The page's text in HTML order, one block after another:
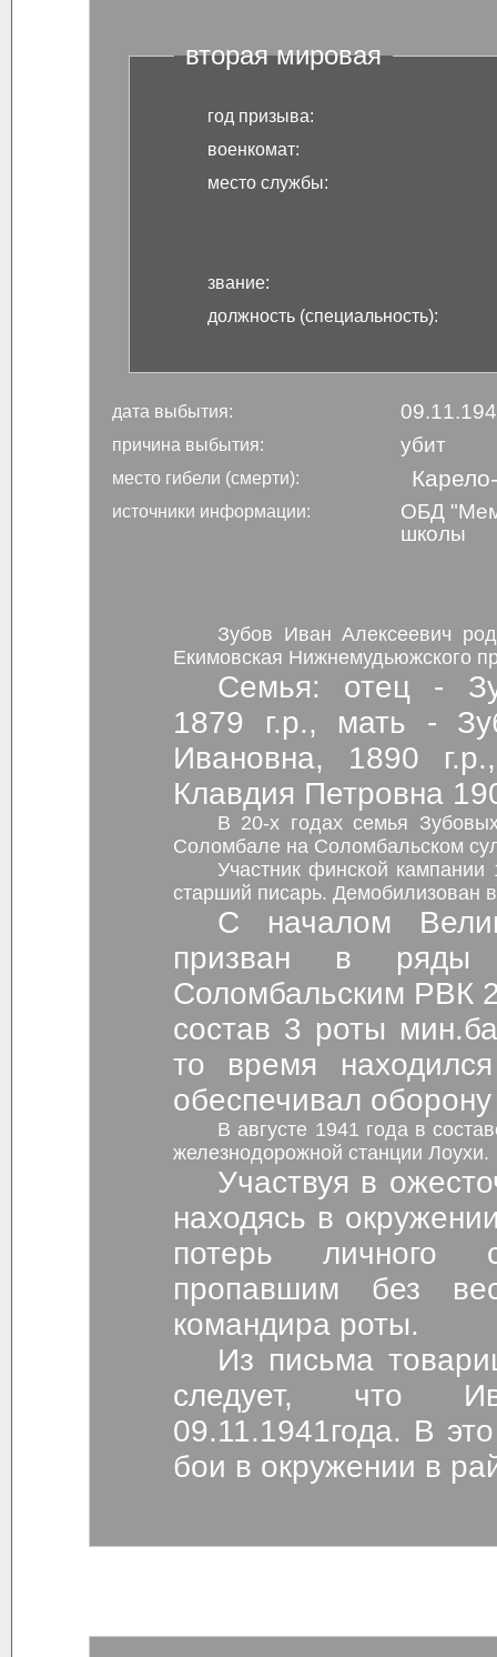
вторая мировая
год призыва:
военкомат:
место службы:
звание:
должность (специальность):
дата выбытия:
причина выбытия: убит
место гибели (смерти):
источники информации:
ОБД
школы
Зубов Иван Алексеевич
Екимовская Нижнемудьюжского
Семья: отец -
1879 г.р., мать -
Ивановна, 1890
Клавдия Петровна
В 20-х годах семья
Соломбале на
Участник финской
старший писарь. Демобилизован
С началом
призван в ряды
Соломбальским РВК
состав 3 роты
то время
обеспечивал
В августе 1941 года в
железнодорожной станции Лоухи.
Участвуя в
находясь в
потерь личного
пропавшим без
командира роты.
Из письма
следует, что
09.11.1941года. В
бои в окружении в